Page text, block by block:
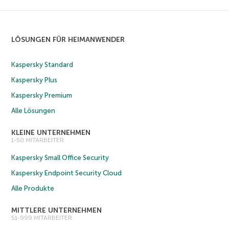
LÖSUNGEN FÜR HEIMANWENDER
Kaspersky Standard
Kaspersky Plus
Kaspersky Premium
Alle Lösungen
KLEINE UNTERNEHMEN
1-50 MITARBEITER
Kaspersky Small Office Security
Kaspersky Endpoint Security Cloud
Alle Produkte
MITTLERE UNTERNEHMEN
51-999 MITARBEITER